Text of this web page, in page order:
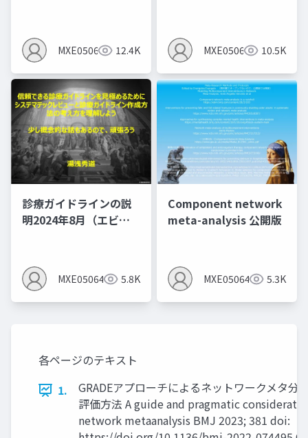
MXE05064 12.4K MXE05064 10.5K
診療ガイドラインの説
明2024年8月（エビデ
とMindsの間違いあ
り）
MXE05064 5.8K
Component network
meta-analysis 公開版
MXE05064 5.3K
各ページのテキスト
1.
GRADEアプローチによるネットワークメタ分
評価方法 A guide and pragmatic
network metaanalysis BMJ 2023; 381 doi: